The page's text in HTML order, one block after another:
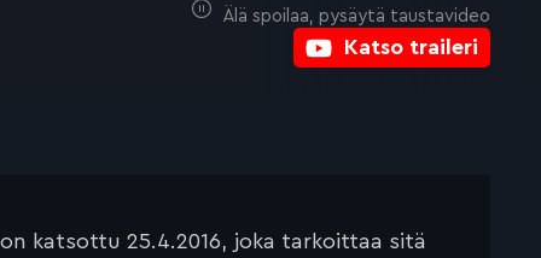
Katso traileri
Älä spoilaa, pysäytä taustavideo
katsottu 25.4.2016, joka tarkoittaa sitä